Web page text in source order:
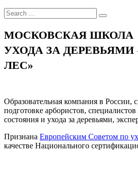
МОСКОВСКАЯ ШКОЛА
УХОДА ЗА ДЕРЕВЬЯМИ
ЛЕС»
Образовательная компания в России,
подготовке арбористов,
состояния и ухода за деревьями,
Признана Европейским Советом по
качестве Национального